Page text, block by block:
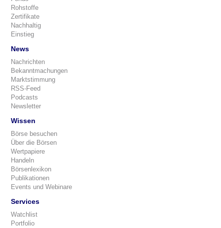
Rohstoffe
Zertifikate
Nachhaltig
Einstieg
News
Nachrichten
Bekanntmachungen
Marktstimmung
RSS-Feed
Podcasts
Newsletter
Wissen
Börse besuchen
Über die Börsen
Wertpapiere
Handeln
Börsenlexikon
Publikationen
Events und Webinare
Services
Watchlist
Portfolio